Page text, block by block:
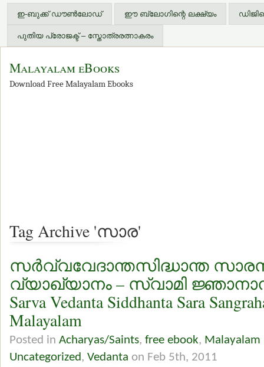
ഇ-ബുക്ക് ഡൗണ്‍ലോഡ് ഈ ബ്ലോഗിന്റെ ലക്ഷ്യം
പുതിയ പ്രോജക്ട് – സ്തോത്രരത്നാകരം
Malayalam eBooks
Download Free Malayalam Ebooks
Tag Archive 'സാര'
സര്‍വ്വവേദാന്തസിദ്ധാന്ത
വ്യാഖ്യാനം – സ്വാമി
Sarva Vedanta Siddhanta Sara
Malayalam
Posted in Acharyas/Saints, free ebook, Malayalam
Uncategorized, Vedanta on Feb 5th, 2011